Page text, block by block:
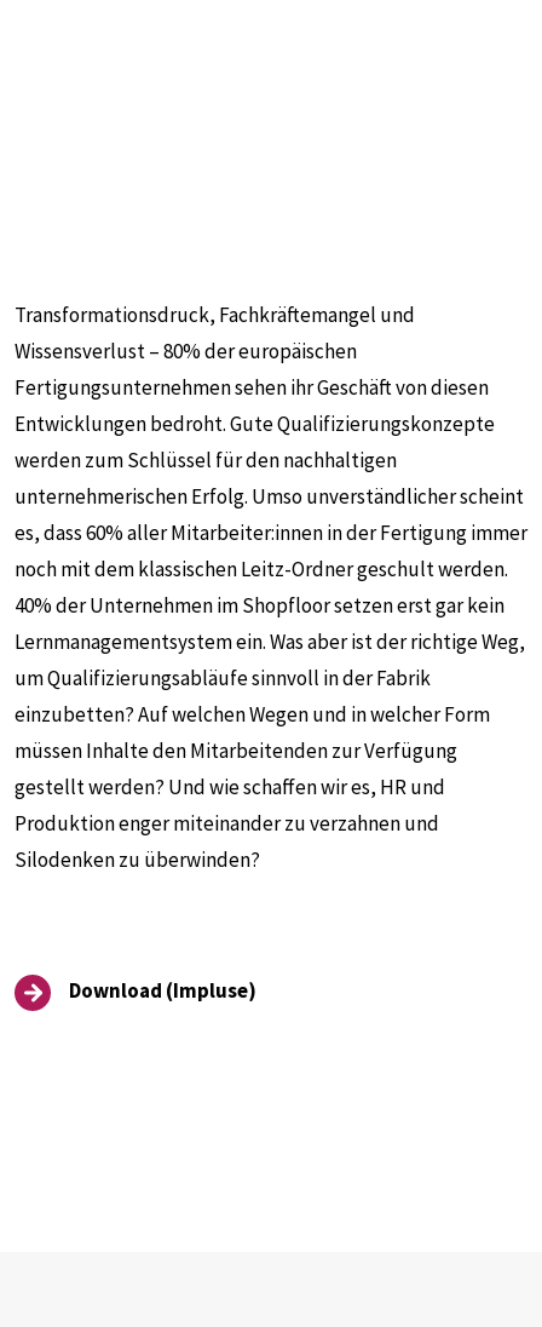
Transformationsdruck, Fachkräftemangel und
Wissensverlust – 80% der europäischen
Fertigungsunternehmen sehen ihr Geschäft von diesen
Entwicklungen bedroht. Gute Qualifizierungskonzepte
werden zum Schlüssel für den nachhaltigen
unternehmerischen Erfolg. Umso unverständlicher scheint
es, dass 60% aller Mitarbeiter:innen in der Fertigung immer
noch mit dem klassischen Leitz-Ordner geschult werden.
40% der Unternehmen im Shopfloor setzen erst gar kein
Lernmanagementsystem ein. Was aber ist der richtige Weg,
um Qualifizierungsabläufe sinnvoll in der Fabrik
einzubetten? Auf welchen Wegen und in welcher Form
müssen Inhalte den Mitarbeitenden zur Verfügung
gestellt werden? Und wie schaffen wir es, HR und
Produktion enger miteinander zu verzahnen und
Silodenken zu überwinden?
Download (Impluse)